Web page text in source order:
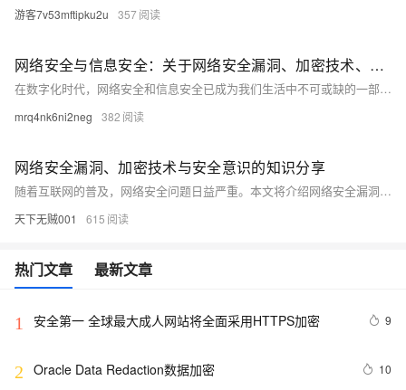
游客7v53mftipku2u 357
网络安全与信息安全：关于网络安全漏洞、加密技术、安全意识等方面的知识分享
在数字化时代，网络安全和信息安全已成为我们生活中不可或缺的一部分。本文将介绍网络安全漏洞、加密技术和安全意识等方面的内容，并提供一些实用的代码示例。通过阅读本文，您将了解到如何保护自己的网络安全，以及如何提高自己的信息安全意识。
mrq4nk6ni2neg 382
网络安全漏洞、加密技术与安全意识的知识分享
随着互联网的普及，网络安全问题日益严重。本文将介绍网络安全漏洞的概念、类型和防范措施，以及加密技术的原理和应用。同时，强调提高个人和企业的安全意识对于防范网络攻击的重要性。
天下无贼001 615
热门文章 最新文章
1 安全第一 全球最大成人网站将全面采用HTTPS加密 9
2 Oracle Data Redaction数据加密 10